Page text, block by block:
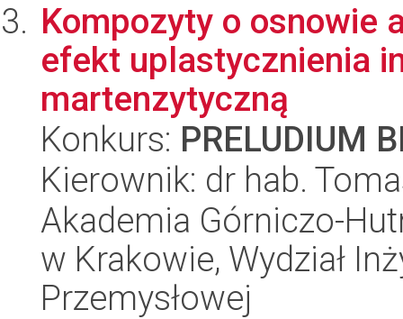
Kompozyty o osnowie
efekt uplastycznienia
martenzytyczną
Konkurs: PRELUDIUM
Kierownik: dr hab.
Akademia Górniczo-
w Krakowie, Wydział
Przemysłowej